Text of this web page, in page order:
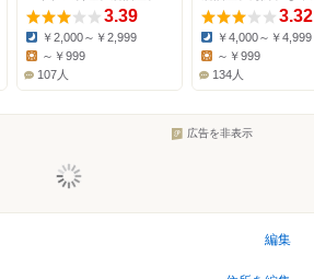
3.39
Dinner:
￥2,000～￥2,999
～￥999
107人
3.32
Dinner:
￥4,000～￥4,999
～￥999
134人
広告を非表示
編集